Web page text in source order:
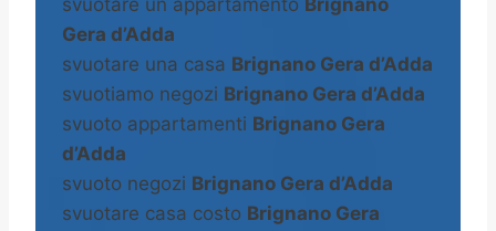
svuotare un appartamento Brignano
Gera d’Adda
svuotare una casa Brignano Gera d’Adda
svuotiamo negozi Brignano Gera d’Adda
svuoto appartamenti Brignano Gera
d’Adda
svuoto negozi Brignano Gera d’Adda
svuotare casa costo Brignano Gera